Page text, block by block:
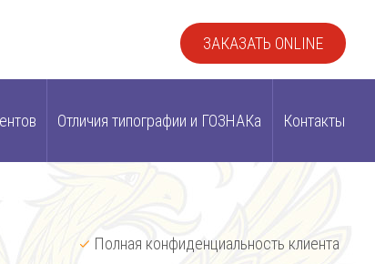
ЗАКАЗАТЬ ONLINE
Отличия типографии и ГОЗНАКа Контакты
Полная конфиденциальность клиента